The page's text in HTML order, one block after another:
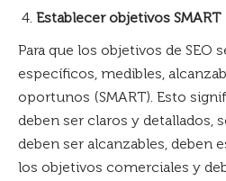
Establecer objetivos SMART
Para que los objetivos de SEO
específicos, medibles,
oportunos (SMART). Esto
deben ser claros y detallados,
deben ser alcanzables, deben
los objetivos comerciales y